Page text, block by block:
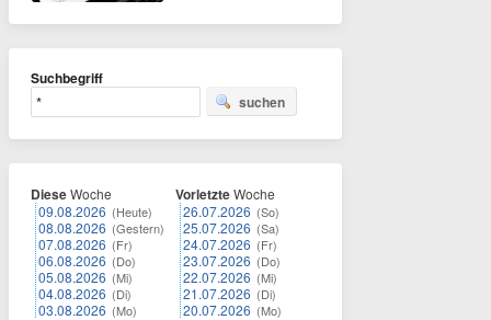
Suchbegriff
suchen
DieseWoche
09.08.2026 (Heute)
08.08.2026 (Gestern)
07.08.2026 (Fr)
06.08.2026 (Do)
05.08.2026 (Mi)
04.08.2026 (Di)
03.08.2026 (Mo)
VorletzteWoche
26.07.2026 (So)
25.07.2026 (Sa)
24.07.2026 (Fr)
23.07.2026 (Do)
22.07.2026 (Mi)
21.07.2026 (Di)
20.07.2026 (Mo)